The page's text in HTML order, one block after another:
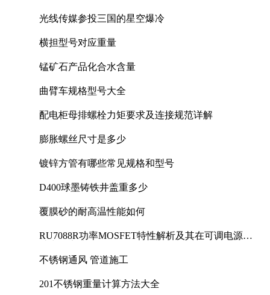
光线传媒参投三国的星空爆冷
横担型号对应重量
锰矿石产品化合水含量
曲臂车规格型号大全
配电柜母排螺栓力矩要求及连接规范详解
膨胀螺丝尺寸是多少
镀锌方管有哪些常见规格和型号
D400球墨铸铁井盖重多少
覆膜砂的耐高温性能如何
RU7088R功率MOSFET特性解析及其在可调电源设
不锈钢通风 管道施工
201不锈钢重量计算方法大全